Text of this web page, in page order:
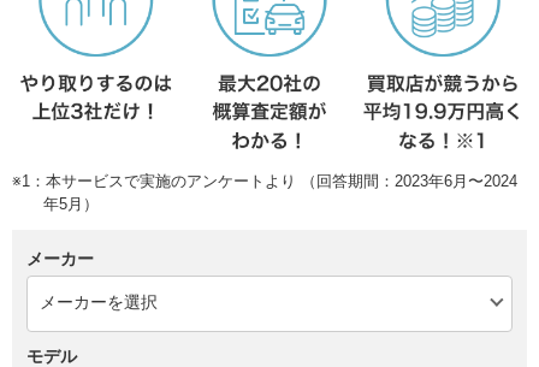
※1：本サービスで実施のアンケートより （回答期間：2023年6月〜2024
年5月）
メーカー
モデル